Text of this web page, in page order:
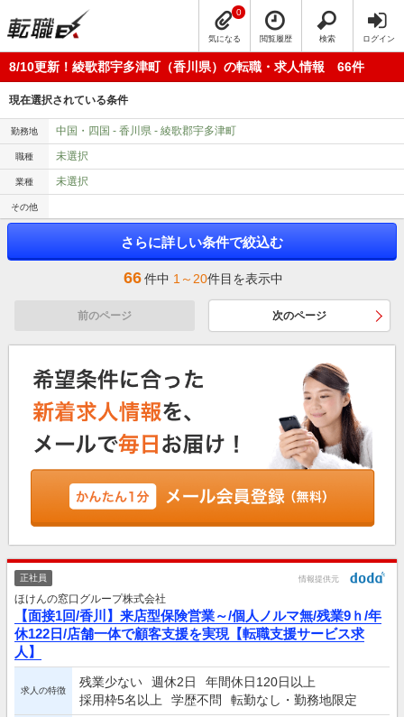
気になる
0
閲覧履歴 検索 ログイン
8/10更新！綾歌郡宇多津町（香川県）の転職・求人情報 66件
現在選択されている条件
勤務地 中国・四国 - 香川県 - 綾歌郡宇多津町
職種 未選択
業種 未選択
その他
さらに詳しい条件で絞込む
66件中 1～20件目を表示中
前のページ 次のページ
正社員 情報提供元
ほけんの窓口グループ株式会社
【面接1回/香川】来店型保険営業～/個人ノルマ無/残業9ｈ/年
休122日/店舗一体で顧客支援を実現【転職支援サービス求
人】
求人の特徴
残業少ない 週休2日
年間休日120日以上
採用枠5名以上
学歴不問 転勤なし・勤務地限定